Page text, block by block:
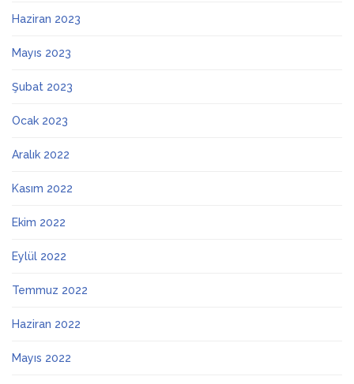
Haziran 2023
Mayıs 2023
Şubat 2023
Ocak 2023
Aralık 2022
Kasım 2022
Ekim 2022
Eylül 2022
Temmuz 2022
Haziran 2022
Mayıs 2022